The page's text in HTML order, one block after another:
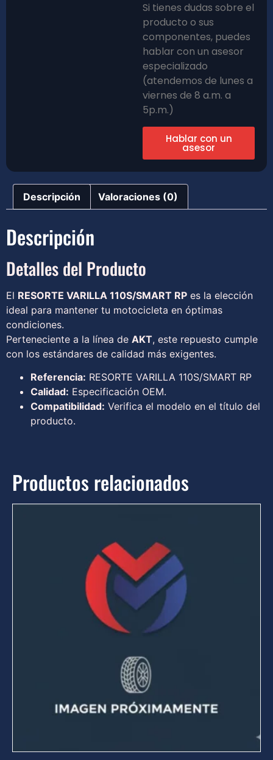
Si tienes dudas sobre el
producto o sus
componentes, puedes
hablar con un asesor
especializado
(atendemos de lunes a
viernes de 8 a.m. a
5p.m.)
Hablar con un
asesor
Descripción Valoraciones (0)
Descripción
Detalles del Producto
El RESORTE VARILLA 110S/SMART RP es la elección
ideal para mantener tu motocicleta en óptimas
condiciones.
Perteneciente a la línea de AKT, este repuesto cumple
con los estándares de calidad más exigentes.
Referencia: RESORTE VARILLA 110S/SMART RP
Calidad: Especificación OEM.
Compatibilidad: Verifica el modelo en el título del
producto.
Productos relacionados